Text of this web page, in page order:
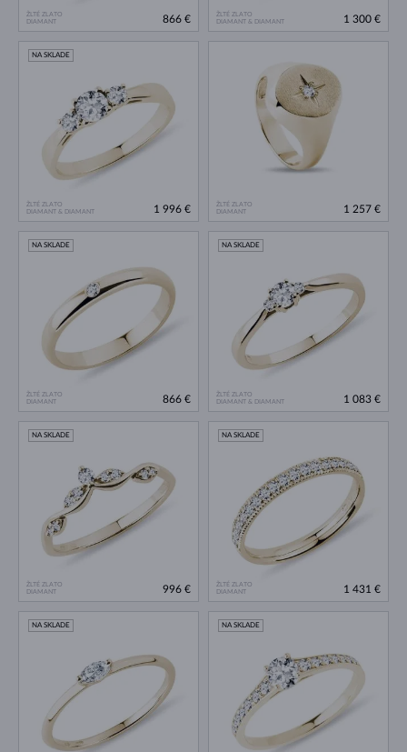
ŽLTÉ ZLATO
DIAMANT
866 €
ŽLTÉ ZLATO
DIAMANT & DIAMANT
1 300 €
ŽLTÉ ZLATO
DIAMANT & DIAMANT
NA SKLADE
1 996 €
ŽLTÉ ZLATO
DIAMANT
1 257 €
ŽLTÉ ZLATO
DIAMANT
NA SKLADE
866 €
ŽLTÉ ZLATO
DIAMANT & DIAMANT
NA SKLADE
1 083 €
ŽLTÉ ZLATO
DIAMANT
NA SKLADE
996 €
ŽLTÉ ZLATO
DIAMANT
NA SKLADE
1 431 €
NA SKLADE NA SKLADE